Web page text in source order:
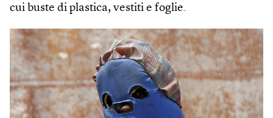
cui buste di plastica, vestiti e foglie.